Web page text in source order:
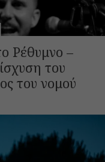
Ρέθυμνο –
του
του νομού